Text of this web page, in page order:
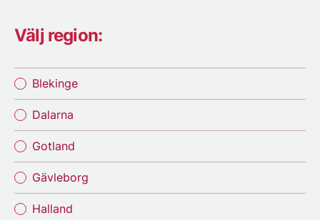
Välj region:
Blekinge
Dalarna
Gotland
Gävleborg
Halland